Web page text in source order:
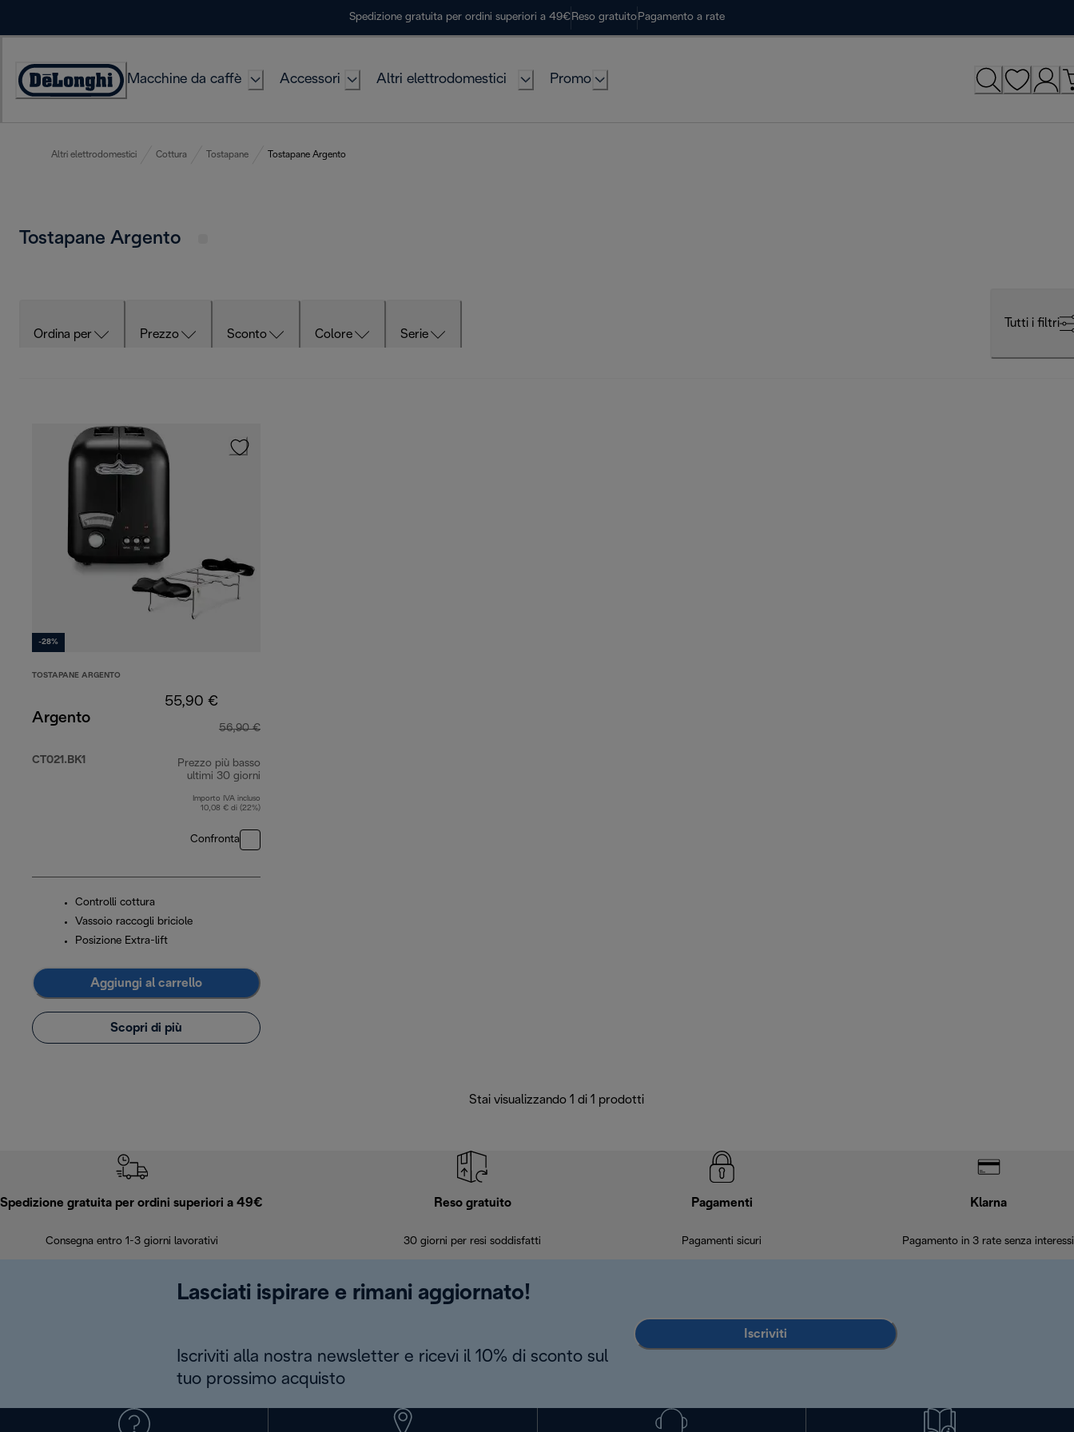
Spedizione gratuita per ordini superiori a 49€ Reso gratuito Pagamento a rate
Accessibility
Macchine da caffè Accessori Altri elettrodomestici Promo
Altri elettrodomestici Cottura Tostapane Tostapane Argento
Tostapane Argento
Ordina per Prezzo Sconto Colore Serie
Tutti i filtri
-28%
TOSTAPANE ARGENTO
Argento
CT021.BK1
55,90 €
56,90 €
Prezzo più basso
ultimi 30 giorni
Importo IVA incluso
10,08 € di (22%)
Confronta
Controlli cottura
Vassoio raccogli briciole
Posizione Extra-lift
Aggiungi al carrello
Scopri di più
Stai visualizzando 1 di 1 prodotti
Spedizione gratuita per ordini superiori a 49€
Consegna entro 1-3 giorni lavorativi
Reso gratuito
30 giorni per resi soddisfatti
Pagamenti
Pagamenti sicuri
Klarna
Pagamento in 3 rate senza interessi
Lasciati ispirare e rimani aggiornato!
Iscriviti alla nostra newsletter e ricevi il 10% di sconto sul
tuo prossimo acquisto
Iscriviti